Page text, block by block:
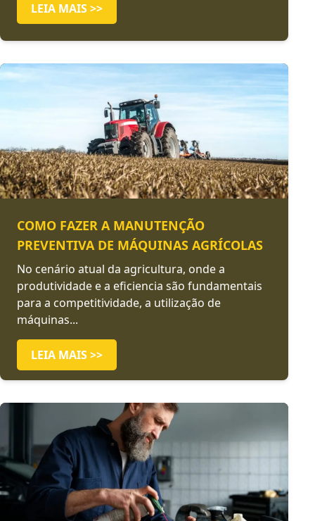
LEIA MAIS >>
COMO FAZER A MANUTENÇÃO
PREVENTIVA DE MÁQUINAS AGRÍCOLAS
No cenário atual da agricultura, onde a
produtividade e a eficiencia são fundamentais
para a competitividade, a utilização de
máquinas...
LEIA MAIS >>